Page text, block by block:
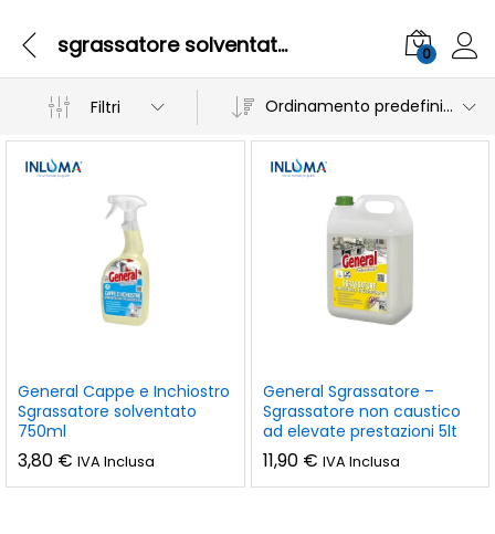
sgrassatore solventato 0
Filtri Ordinamento predefinito
General Cappe e Inchiostro
Sgrassatore solventato
750ml
3,80 € IVA Inclusa
General Sgrassatore –
Sgrassatore non caustico
ad elevate prestazioni 5lt
11,90 € IVA Inclusa